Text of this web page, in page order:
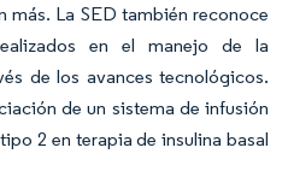
más. La SED también reconoce
en el manejo de la
de los avances tecnológicos.
de un sistema de infusión
2 en terapia de insulina basal